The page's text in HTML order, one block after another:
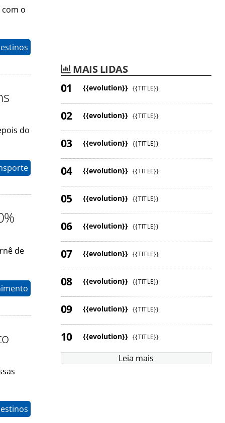
com o
do
de
MAIS LIDAS
{{evolution}} {{TITLE}}
{{evolution}} {{TITLE}}
{{evolution}} {{TITLE}}
{{evolution}} {{TITLE}}
{{evolution}} {{TITLE}}
{{evolution}} {{TITLE}}
{{evolution}} {{TITLE}}
{{evolution}} {{TITLE}}
{{evolution}} {{TITLE}}
{{evolution}} {{TITLE}}
Leia mais